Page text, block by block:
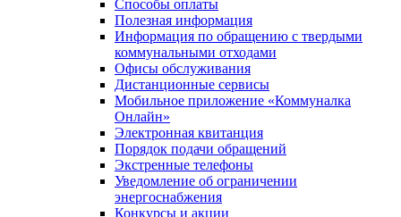
Способы оплаты
Полезная информация
Информация по обращению с твердыми
коммунальными отходами
Офисы обслуживания
Дистанционные сервисы
Мобильное приложение «Коммуналка
Онлайн»
Электронная квитанция
Порядок подачи обращений
Экстренные телефоны
Уведомление об ограничении
энергоснабжения
Конкурсы и акции